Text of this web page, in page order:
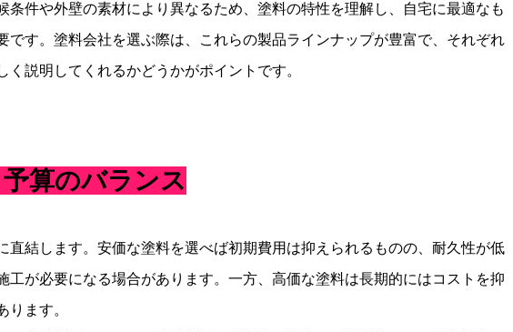
条件や外壁の素材により異なるため、塗料の特性を理解し、自宅に最適なも
です。塗料会社を選ぶ際は、これらの製品ラインナップが豊富で、それぞれ
く説明してくれるかどうかがポイントです。
算のバランス
直結します。安価な塗料を選べば初期費用は抑えられるものの、耐久性が低
工が必要になる場合があります。一方、高価な塗料は長期的にはコストを抑
ります。